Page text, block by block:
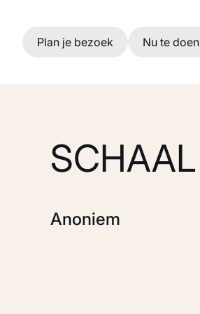
Ga naar hoofdinhoud
Plan je bezoek Nu te doen
SCHAAL
Anoniem